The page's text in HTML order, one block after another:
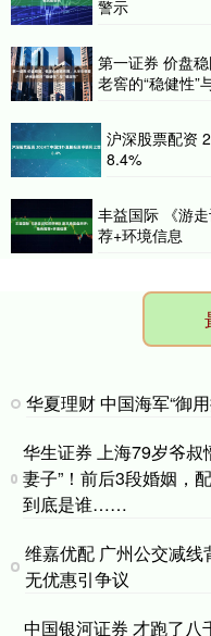
警示
第一证券 价盘
老窖的“稳健性”
沪深股票配资
8.4%
丰益国际 《游
荐+环境信息
华夏理财 中国海军“御
华生证券 上海79岁爷叔
妻子”！前后3段婚姻，
到底是谁……
维嘉优配 广州公交减
无优惠引争议
中国银河证券 才跑了八